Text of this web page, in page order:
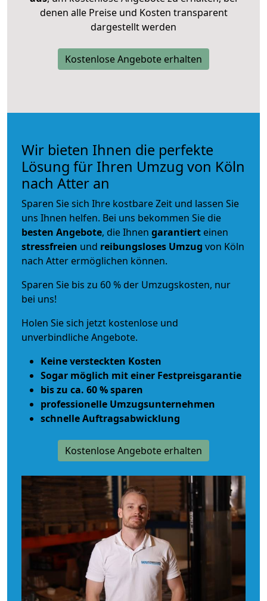
denen alle Preise und Kosten transparent
dargestellt werden
Kostenlose Angebote erhalten
Wir bieten Ihnen die perfekte
Lösung für Ihren Umzug von Köln
nach Atter an
Sparen Sie sich Ihre kostbare Zeit und lassen Sie
uns Ihnen helfen. Bei uns bekommen Sie die
besten Angebote, die Ihnen garantiert einen
stressfreien und reibungsloses Umzug von Köln
nach Atter ermöglichen können.
Sparen Sie bis zu 60 % der Umzugskosten, nur
bei uns!
Holen Sie sich jetzt kostenlose und
unverbindliche Angebote.
Keine versteckten Kosten
Sogar möglich mit einer Festpreisgarantie
bis zu ca. 60 % sparen
professionelle Umzugsunternehmen
schnelle Auftragsabwicklung
Kostenlose Angebote erhalten